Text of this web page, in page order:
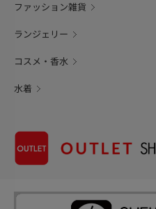
ファッション雑貨
ランジェリー
コスメ・香水
水着